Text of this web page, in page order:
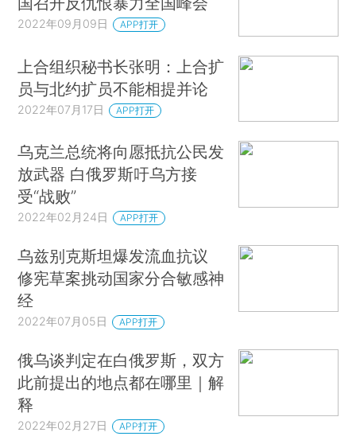
2022年09月09日 APP打开
上合组织秘书长张明：上合扩
员与北约扩员不能相提并论
2022年07月17日 APP打开
乌克兰总统将向愿抵抗公民发
放武器 白俄罗斯吁乌方接
受“战败”
2022年02月24日 APP打开
乌兹别克斯坦爆发流血抗议
修宪草案挑动国家分合敏感神
经
2022年07月05日 APP打开
俄乌谈判定在白俄罗斯，双方
此前提出的地点都在哪里｜解
释
2022年02月27日 APP打开